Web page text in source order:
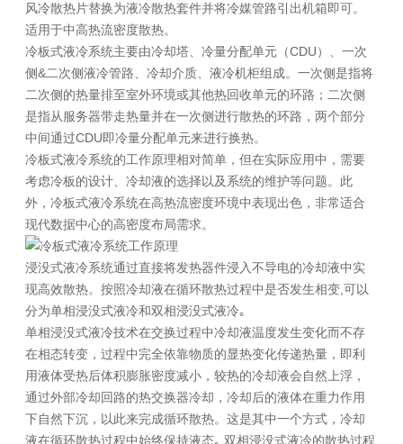
风冷散热片替换为液冷散热套件并将冷媒管路引出机箱即可。
适用于中高热流密度散热。
冷板式液冷系统主要由冷却塔、冷量分配单元（CDU）、一次
侧&二次侧液冷管路、冷却介质、液冷机柜组成。一次侧是指将
二次侧的热量排至室外环境或其他热回收单元的环路；二次侧
是指从服务器带走热量并在一次侧进行散热的环路，两个部分
中间通过CDU即冷量分配单元来进行换热。
冷板式液冷系统的工作原理相对简单，但在实际应用中，需要
考虑冷板的设计、冷却液的选择以及系统的维护等问题。此
外，冷板式液冷系统在高热流密度环境中表现出色，非常适合
现代数据中心的高密度布局需求。
浸没式液冷系统通过直接将发热器件浸入不导电的冷却液中实
现高效散热。按照冷却液在循环散热过程中是否发生相变,可以
分为单相浸没式液冷和双相浸没式液冷｡
单相浸没式液冷技术在交换过程中冷却液温度发生变化而不存
在相态转变，过程中完全依靠物质的显热变化传递热量，即利
用液体受热后体积膨胀密度减小，较热的冷却液会自然上浮，
通过外部冷却回路的热交换器冷却，冷却后的液体在重力作用
下自然下沉，以此来完成循环散热。这是其中一个方式，冷却
液在循环散热过程中始终保持液态｡ 双相浸没式液冷的散热过程